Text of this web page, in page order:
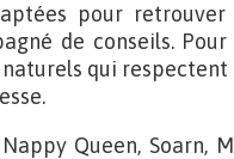
pour
de conseils.
qui
Queen, Soarn,